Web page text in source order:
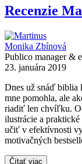
Recenzie
Monika Zbínová
Publico manager &
23. januára 2019
Dnes už snáď biblia
mne pomohla, ale
riadiť len chvíľku.
ilustrácie a
učiť v efektívnosti
motivačných
Čítať viac